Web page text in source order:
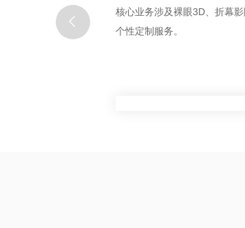
核心业务涉及裸眼3D、折幕
个性定制服务。